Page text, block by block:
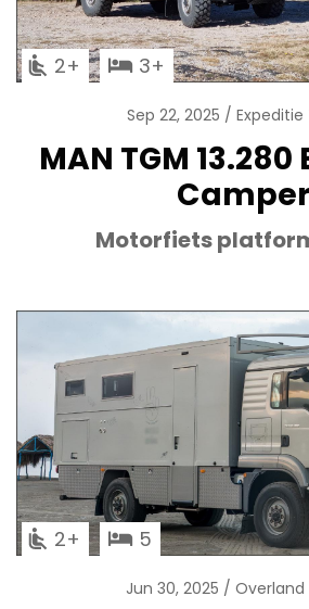
2 3
Sep 22, 2025 Expeditie
MAN TGM
Camper
Motorfiets
2 5
Jun 30, 2025 Overland